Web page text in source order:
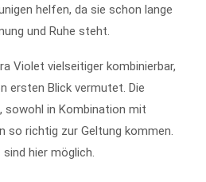
helfen, da sie schon lange
und Ruhe steht.
Violet vielseitiger kombinierbar,
ersten Blick vermutet. Die
sowohl in Kombination mit
so richtig zur Geltung kommen.
hier möglich.